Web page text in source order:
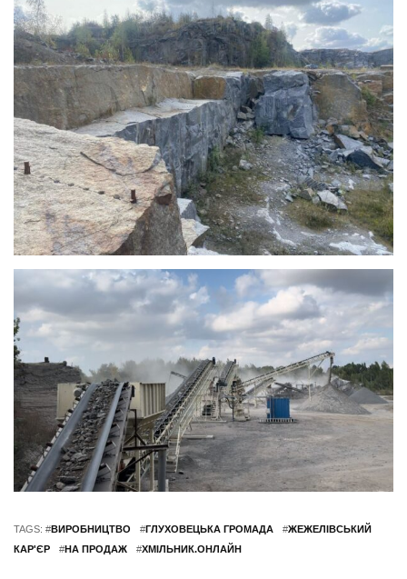
TAGS: #ВИРОБНИЦТВО #ГЛУХОВЕЦЬКА ГРОМАДА #ЖЕЖЕЛІВСЬКИЙ
КАР'ЄР
#НА ПРОДАЖ #ХМІЛЬНИК.ОНЛАЙН